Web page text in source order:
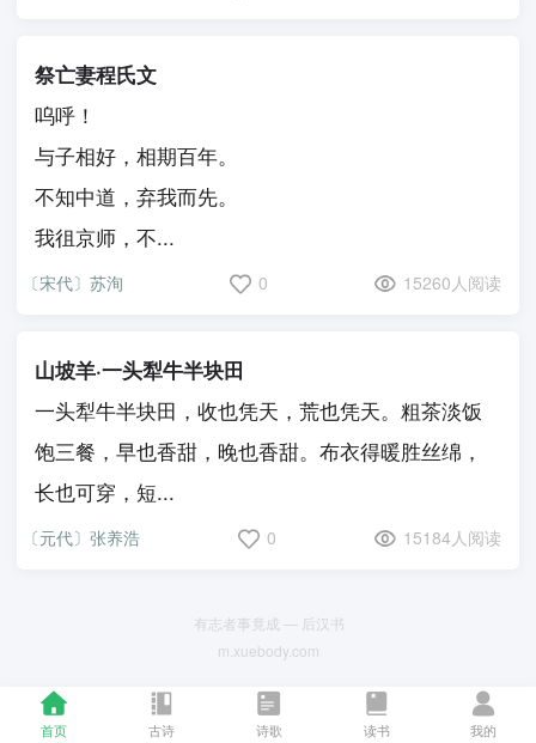
首页 古诗 诗歌 读书 我的
祭亡妻程氏文
呜呼！
与子相好，相期百年。
不知中道，弃我而先。
我徂京师，不...
〔宋代〕苏洵 0 15260人阅读
山坡羊·一头犁牛半块田
一头犁牛半块田，收也凭天，荒也凭天。粗茶淡饭
饱三餐，早也香甜，晚也香甜。布衣得暖胜丝绵，
长也可穿，短...
〔元代〕张养浩 0 15184人阅读
有志者事竟成 — 后汉书
m.xuebody.com